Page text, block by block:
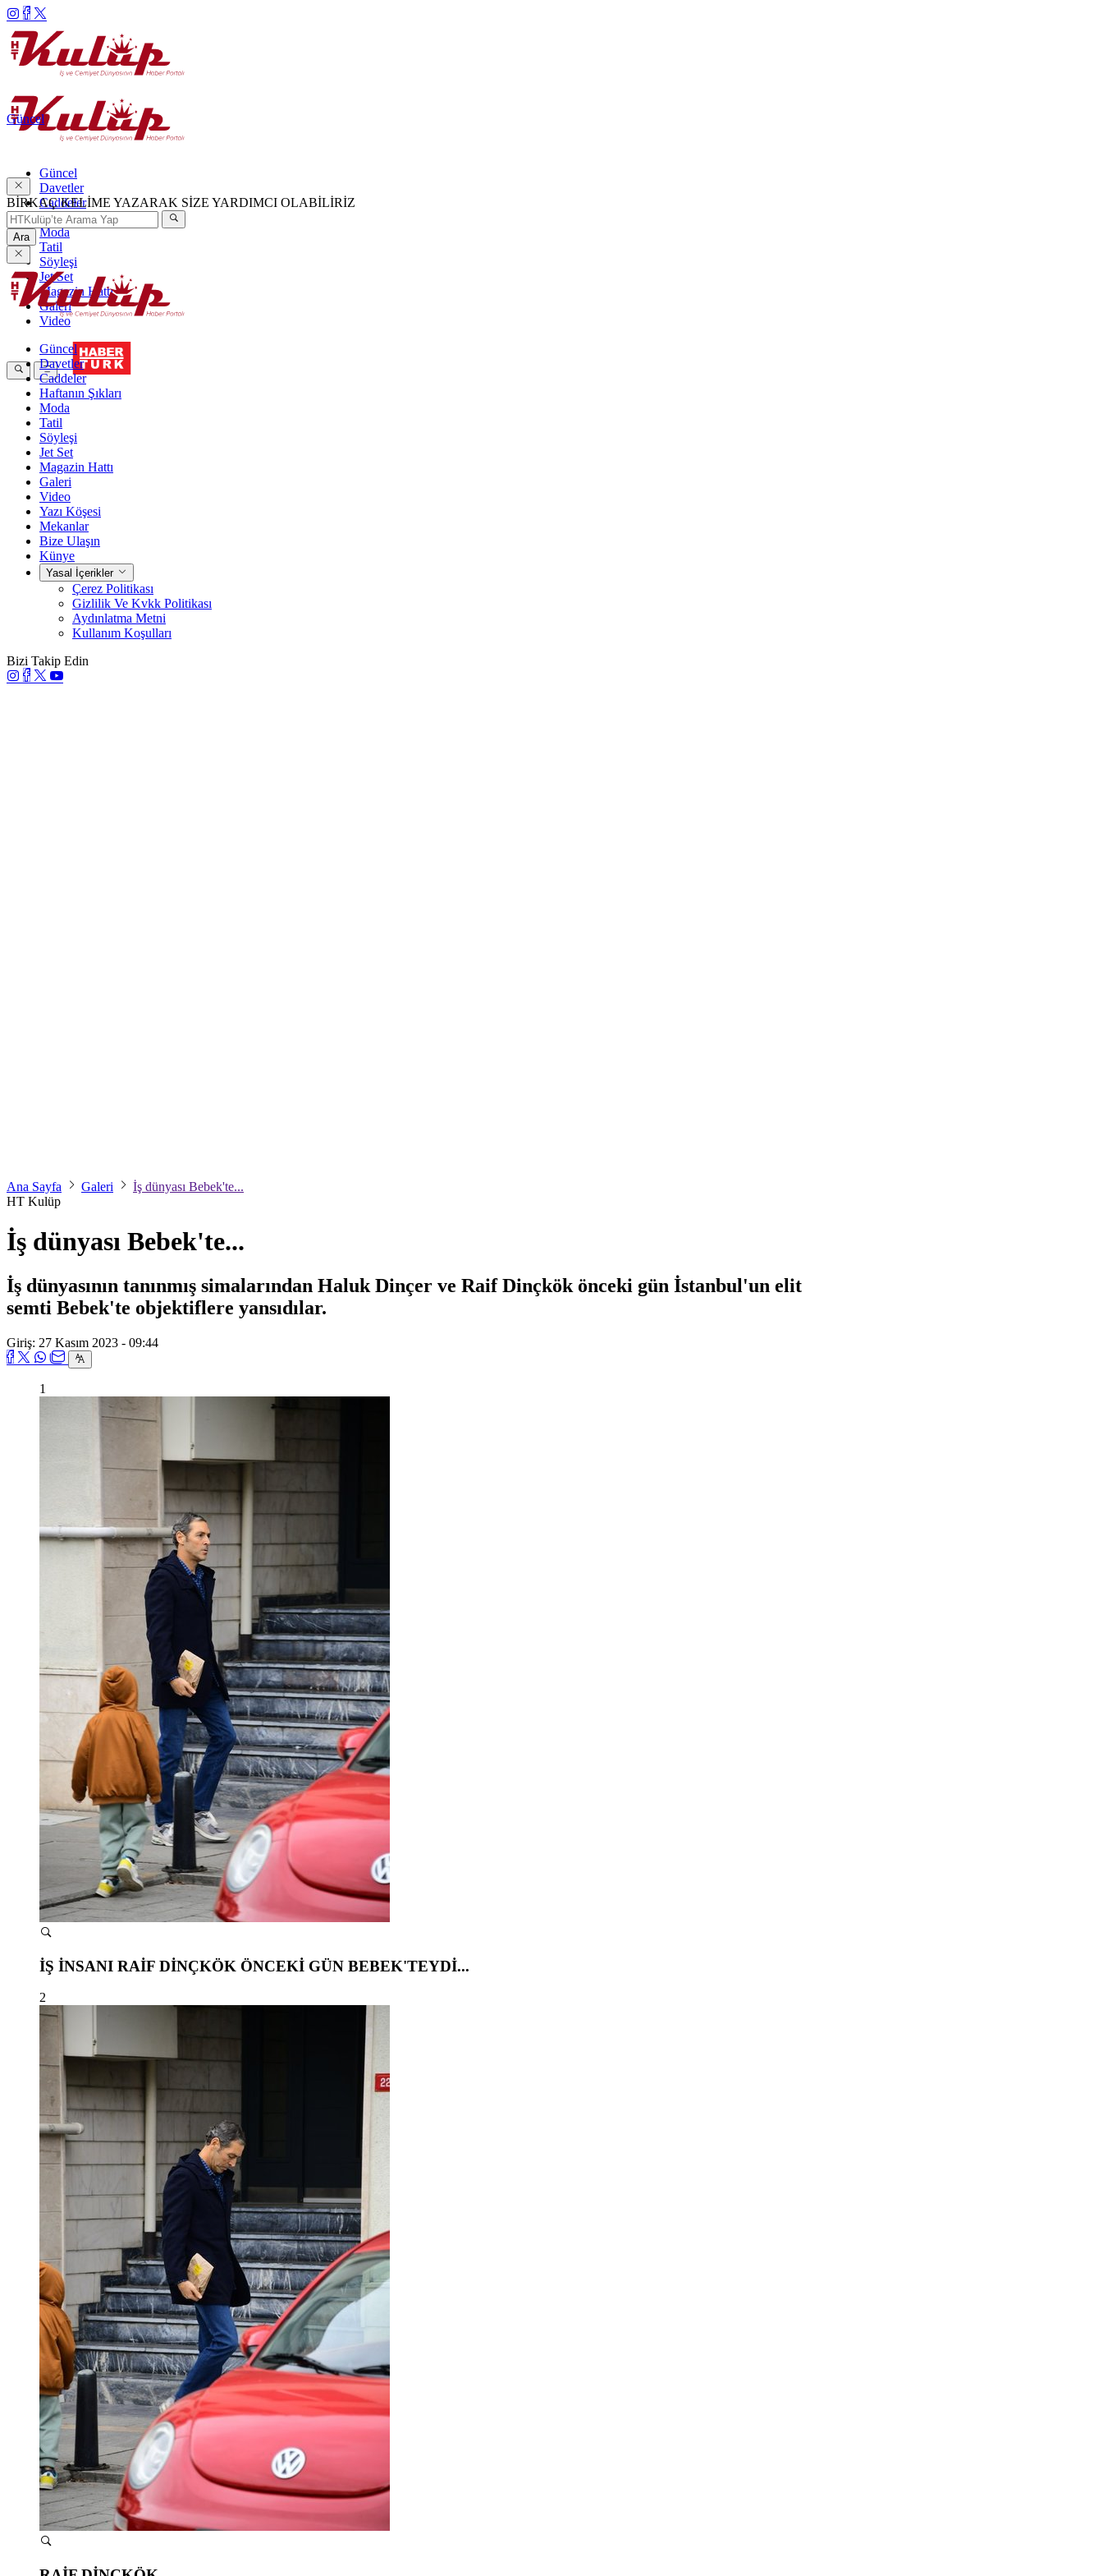
Güncel
Davetler
Caddeler
Haftanın Şıkları
Moda
Tatil
Söyleşi
Jet Set
Magazin Hattı
Galeri
Video
Güncel
BİRKAÇ KELİME YAZARAK SİZE YARDIMCI OLABİLİRİZ
Ara
Güncel
Davetler
Caddeler
Haftanın Şıkları
Moda
Tatil
Söyleşi
Jet Set
Magazin Hattı
Galeri
Video
Yazı Köşesi
Mekanlar
Bize Ulaşın
Künye
Yasal İçerikler
Çerez Politikası
Gizlilik Ve Kvkk Politikası
Aydınlatma Metni
Kullanım Koşulları
Bizi Takip Edin
Ana Sayfa Galeri
İş dünyası Bebek'te...
HT Kulüp
İş dünyası Bebek'te...
İş dünyasının tanınmış simalarından Haluk Dinçer ve Raif Dinçkök önceki gün İstanbul'un elit
semti Bebek'te objektiflere yansıdılar.
Giriş: 27 Kasım 2023 - 09:44
1
İŞ İNSANI RAİF DİNÇKÖK ÖNCEKİ GÜN BEBEK'TEYDİ...
2